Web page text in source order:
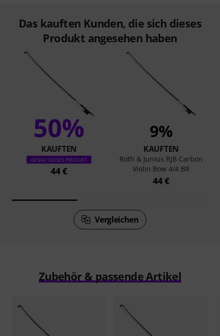
Das kauften Kunden, die sich dieses
Produkt angesehen haben
50%
KAUFTEN
GENAU DIESES PRODUKT
44 €
9%
KAUFTEN
Roth & Junius RJB Carbon
Violin Bow 4/4 BR
44 €
Vergleichen
Zubehör & passende Artikel